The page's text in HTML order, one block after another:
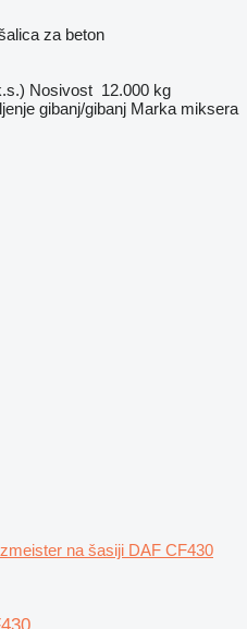
za beton
Nosivost 12.000 kg
gibanj/gibanj Marka miksera
na šasiji DAF CF430